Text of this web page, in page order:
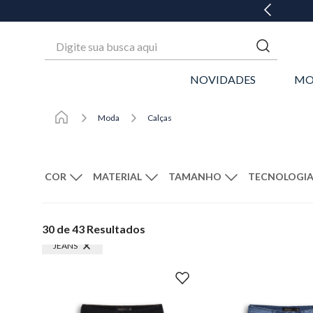
NOVIDADES
Moda Calças
JEANS
MATERIAL TECNOLOGIA
30 de 43 Resultados